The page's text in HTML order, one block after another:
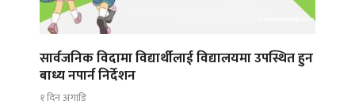
सार्वजनिक विदामा विद्यार्थीलाई विद्यालयमा उपस्थित हुन
बाध्य नपार्न निर्देशन
१ दिन अगाडि